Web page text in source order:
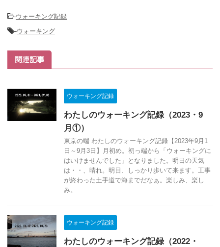
-ウォーキング記録
-ウォーキング
関連記事
ウォーキング記録
わたしのウォーキング記録（2023・9
月①）
東京の端 わたしのウォーキング記録【2023年9月1
日～9月3日】月初め。初っ端から「ウォーキングに
はいけませんでした」となりました。明日の天気
は・・、晴れ。明日、しっかり歩いて来ます。工事
が終わった土手道で海までだなぁ。楽しみ、楽し
み。
ウォーキング記録
わたしのウォーキング記録（2022・